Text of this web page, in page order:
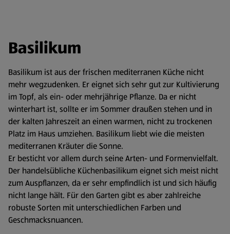
Basilikum
Basilikum ist aus der frischen mediterranen Küche nicht
mehr wegzudenken. Er eignet sich sehr gut zur Kultivierung
im Topf, als ein- oder mehrjährige Pflanze. Da er nicht
winterhart ist, sollte er im Sommer draußen stehen und in
der kalten Jahreszeit an einen warmen, nicht zu trockenen
Platz im Haus umziehen. Basilikum liebt wie die meisten
mediterranen Kräuter die Sonne.
Er besticht vor allem durch seine Arten- und Formenvielfalt.
Der handelsübliche Küchenbasilikum eignet sich meist nicht
zum Auspflanzen, da er sehr empfindlich ist und sich häufig
nicht lange hält. Für den Garten gibt es aber zahlreiche
robuste Sorten mit unterschiedlichen Farben und
Geschmacksnuancen.